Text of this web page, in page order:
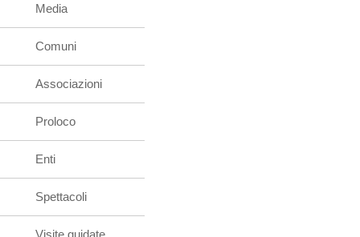
Media
Comuni
Associazioni
Proloco
Enti
Spettacoli
Visite guidate